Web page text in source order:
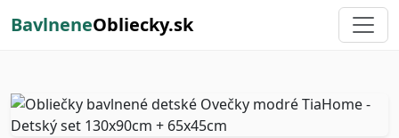
BavlneneObliecky.sk